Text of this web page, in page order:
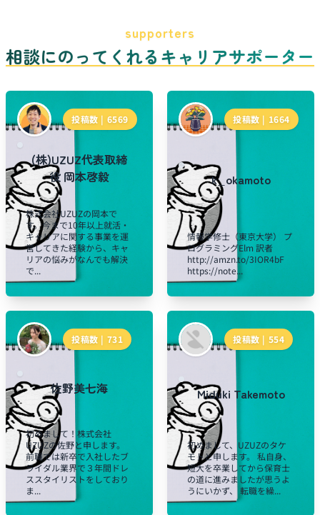
supporters
相談にのってくれるキャリアサポーター
投稿数 | 6569
(株)UZUZ代表取締
役 岡本啓毅
株式会社UZUZの岡本で
す。今まで10年以上就活・
キャリアに関する事業を運
営してきた経験から、キャ
リアの悩みがなんでも解決
で...
投稿数 | 1664
k_okamoto
情報学修士（東京大学） プ
ログラミングElm 訳者
http://amzn.to/3IOR4bF
https://note...
投稿数 | 731
佐野美七海
初めまして！株式会社
UZUZの佐野と申します。
前職では新卒で入社したブ
ライダル業界で３年間ドレ
ススタイリストをしており
ま...
投稿数 | 554
Miduki Takemoto
初めまして、UZUZのタケ
モトと申します。 私自身、
短大を卒業してから保育士
の道に進みましたが思うよ
うにいかず、 転職を繰...